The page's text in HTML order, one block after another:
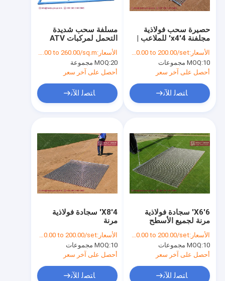
مسلفة سحب شديدة
التحمل لمركبات ATV
الأسعار:US$ 30.00 to 260.00/sq.m
MOQ:20 مجموعة
أحصل على آخر سعر
ﺎﺘﺼﻟ ﺍﻶﻧ
حصيرة سحب فولاذية
مجلفنة 4'x4' للملاعب |
الصين
الأسعار:US$ 30.00 to 200.00/set
MOQ:10 مجموعات
أحصل على آخر سعر
ﺎﺘﺼﻟ ﺍﻶﻧ
4'X8' سجادة فولاذية
مرنة
الأسعار:US$ 30.00 to 200.00/set
MOQ:10 مجموعات
أحصل على آخر سعر
ﺎﺘﺼﻟ ﺍﻶﻧ
6'X6' سجادة فولاذية
مرنة لجميع الأسطح
الأسعار:US$ 30.00 to 200.00/set
MOQ:10 مجموعات
أحصل على آخر سعر
ﺎﺘﺼﻟ ﺍﻶﻧ